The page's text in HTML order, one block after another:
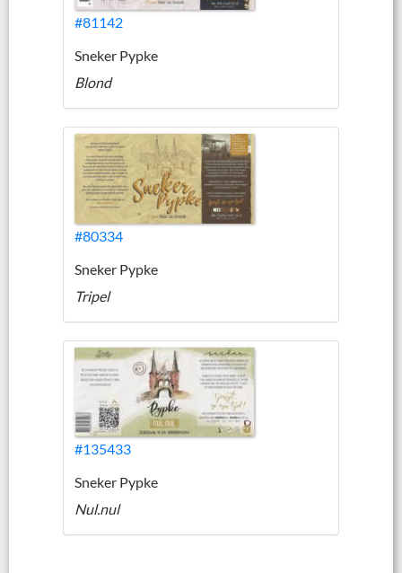
#81142
Sneker Pypke
Blond
#80334
Sneker Pypke
Tripel
#135433
Sneker Pypke
Nul.nul